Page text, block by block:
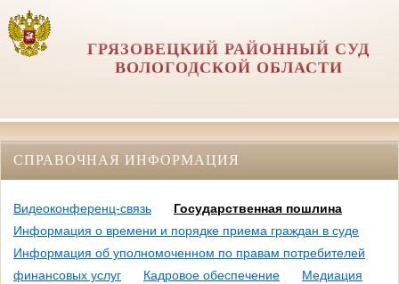
ГРЯЗОВЕЦКИЙ РАЙОННЫЙ СУД
ВОЛОГОДСКОЙ ОБЛАСТИ
СПРАВОЧНАЯ ИНФОРМАЦИЯ
Видеоконференц-связь
Государственная пошлина
Информация о времени и порядке приема граждан в суде
Информация об уполномоченном по правам потребителей
финансовых услуг
Кадровое обеспечение
Медиация